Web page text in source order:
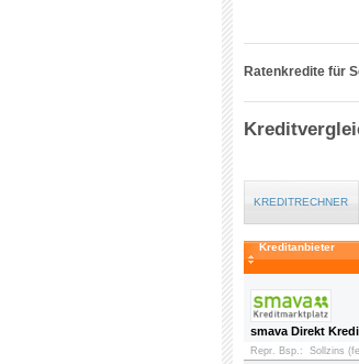
Ratenkredite für
KREDITRECHNER
Kreditanbieter
smava Direkt
Repr. Bsp.: Sollzins